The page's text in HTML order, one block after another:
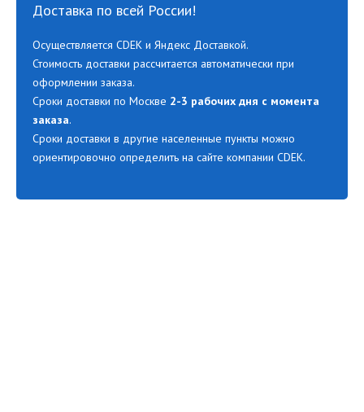
Доставка по всей России!
Осуществляется CDEK и Яндекс Доставкой.
Стоимость доставки рассчитается автоматически при
оформлении заказа.
Сроки доставки по Москве 2-3 рабочих дня с момента
заказа.
Сроки доставки в другие населенные пункты можно
ориентировочно определить на сайте компании CDEK.